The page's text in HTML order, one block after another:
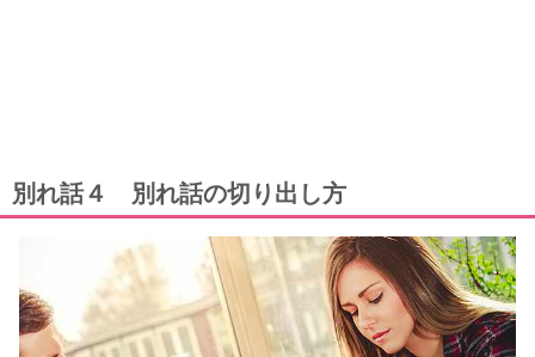
別れ話４ 別れ話の切り出し方